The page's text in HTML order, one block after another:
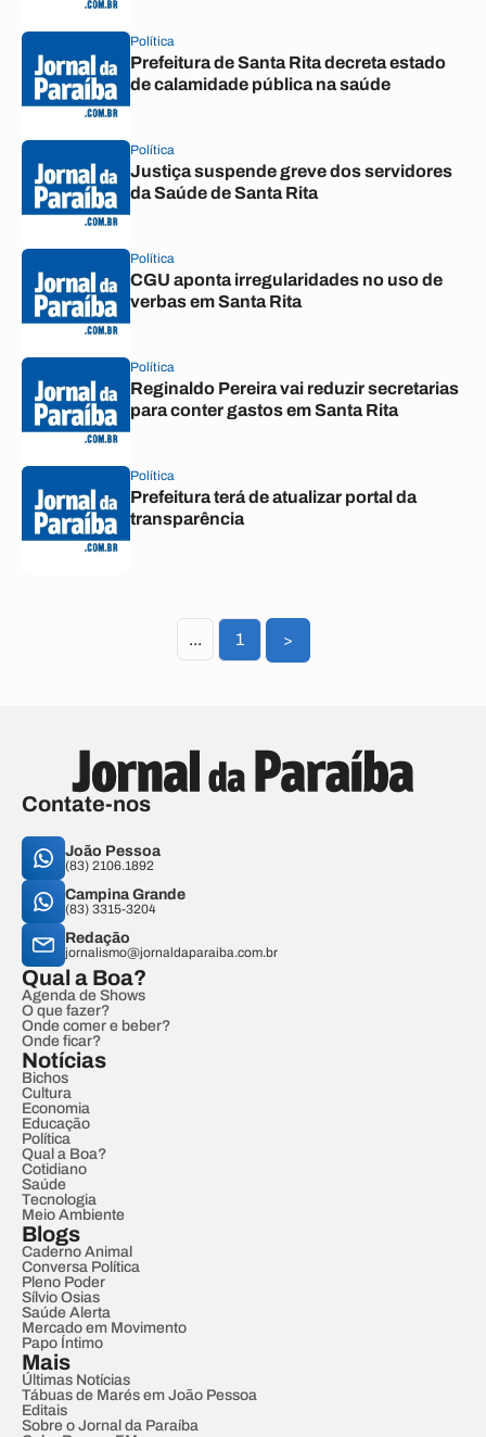
Política
Prefeitura de Santa Rita decreta estado
de calamidade pública na saúde
Política
Justiça suspende greve dos servidores
da Saúde de Santa Rita
Política
CGU aponta irregularidades no uso de
verbas em Santa Rita
Política
Reginaldo Pereira vai reduzir secretarias
para conter gastos em Santa Rita
Política
Prefeitura terá de atualizar portal da
transparência
... 1 >
Contate-nos
João Pessoa
(83) 2106.1892
Campina Grande
(83) 3315-3204
Redação
jornalismo@jornaldaparaiba.com.br
Qual a Boa?
Agenda de Shows
O que fazer?
Onde comer e beber?
Onde ficar?
Notícias
Bichos
Cultura
Economia
Educação
Política
Qual a Boa?
Cotidiano
Saúde
Tecnologia
Meio Ambiente
Blogs
Caderno Animal
Conversa Política
Pleno Poder
Sílvio Osias
Saúde Alerta
Mercado em Movimento
Papo Íntimo
Mais
Últimas Notícias
Tábuas de Marés em João Pessoa
Editais
Sobre o Jornal da Paraíba